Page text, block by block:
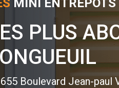
MINI ENTREPÔTS
PLUS
655 Boulevard Jean-paul